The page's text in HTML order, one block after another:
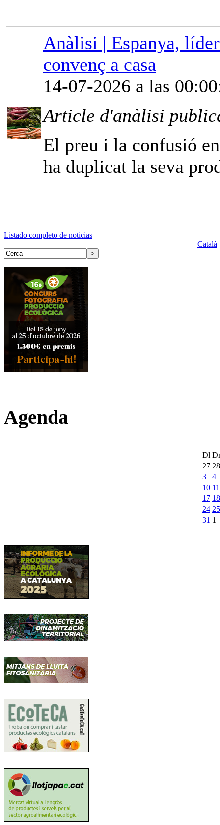
Anàlisi | Espanya,
convenç a casa
14-07-2026 a las
Article d'anàlisi
El preu i la confusió
ha duplicat la seva
Listado completo de noticias
Català
Agenda
Dl
27 28
3
4
10 11
17 18
24 25
31 1